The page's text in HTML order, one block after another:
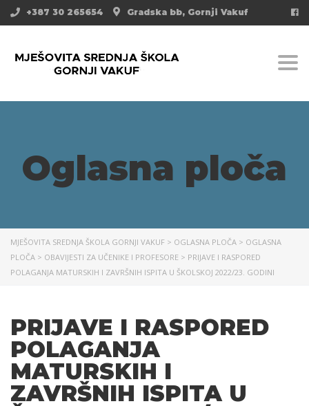
Gradska bb, Gornji Vakuf
+387 30 265654
Oglasna ploča
MJEŠOVITA SREDNJA ŠKOLA GORNJI VAKUF > OGLASNA PLOČA > OGLASNA
PLOČA > OBAVIJESTI ZA UČENIKE I PROFESORE > PRIJAVE I RASPORED
POLAGANJA MATURSKIH I ZAVRŠNIH ISPITA U ŠKOLSKOJ 2022/23. GODINI
PRIJAVE I RASPORED
POLAGANJA
MATURSKIH I
ZAVRŠNIH ISPITA U